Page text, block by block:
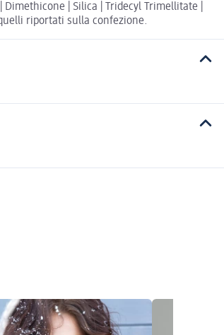
| Silica | Tridecyl Trimellitate |
riportati sulla confezione.